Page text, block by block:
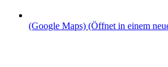
(Google Maps) (Öffnet in einem